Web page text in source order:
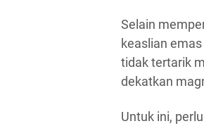
Selain
keaslian
tidak tertarik
dekatkan
Untuk ini,